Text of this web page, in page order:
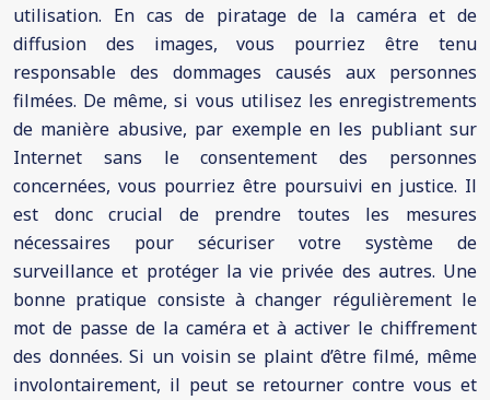
utilisation. En cas de piratage de la caméra et de
diffusion des images, vous pourriez être tenu
responsable des dommages causés aux personnes
filmées. De même, si vous utilisez les enregistrements
de manière abusive, par exemple en les publiant sur
Internet sans le consentement des personnes
concernées, vous pourriez être poursuivi en justice. Il
est donc crucial de prendre toutes les mesures
nécessaires pour sécuriser votre système de
surveillance et protéger la vie privée des autres. Une
bonne pratique consiste à changer régulièrement le
mot de passe de la caméra et à activer le chiffrement
des données. Si un voisin se plaint d’être filmé, même
involontairement, il peut se retourner contre vous et